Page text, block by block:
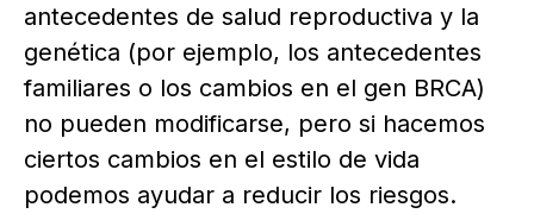
antecedentes de salud reproductiva y la
genética (por ejemplo, los antecedentes
familiares o los cambios en el gen BRCA)
no pueden modificarse, pero si hacemos
ciertos cambios en el estilo de vida
podemos ayudar a reducir los riesgos.